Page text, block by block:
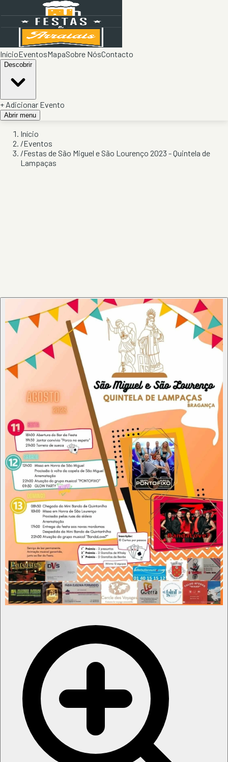
InícioEventosMapaSobre NósContacto
Descobrir
+ Adicionar Evento
Abrir menu
Início
/Eventos
/Festas de São Miguel e São Lourenço 2023 - Quintela de
Lampaças